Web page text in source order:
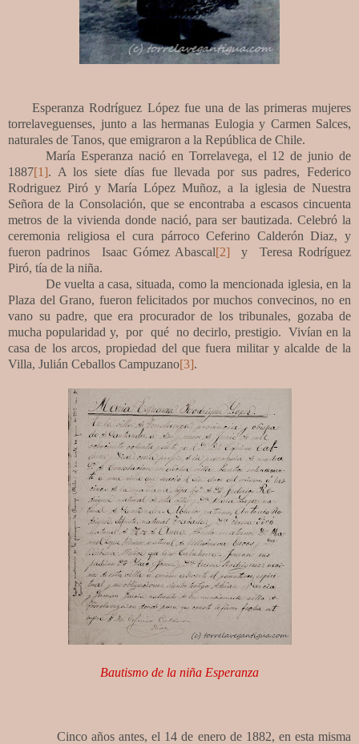
Esperanza Rodríguez López fue una de las primeras mujeres
torrelaveguenses, junto a las hermanas Eulogia y Carmen Salces,
naturales de Tanos, que emigraron a la República de Chile.
María Esperanza nació en Torrelavega, el 12 de junio de
1887[1]. A los siete días fue llevada por sus padres, Federico
Rodriguez Piró y María López Muñoz, a la iglesia de Nuestra
Señora de la Consolación, que se encontraba a escasos cincuenta
metros de la vivienda donde nació, para ser bautizada. Celebró la
ceremonia religiosa el cura párroco Ceferino Calderón Diaz, y
fueron padrinos Isaac Gómez Abascal[2] y Teresa Rodríguez
Piró, tía de la niña.
De vuelta a casa, situada, como la mencionada iglesia, en la
Plaza del Grano, fueron felicitados por muchos convecinos, no en
vano su padre, que era procurador de los tribunales, gozaba de
mucha popularidad y, por qué no decirlo, prestigio. Vivían en la
casa de los arcos, propiedad del que fuera militar y alcalde de la
Villa, Julián Ceballos Campuzano[3].
Bautismo de la niña Esperanza
Cinco años antes, el 14 de enero de 1882, en esta misma